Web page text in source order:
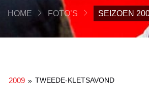
HOME FOTO’S SEIZOEN
2009 » TWEEDE-KLETSAVOND